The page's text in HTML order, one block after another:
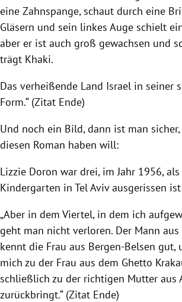
eine Zahnspange, schaut durch eine
Gläsern und sein linkes Auge schielt
aber er ist auch groß gewachsen und
trägt Khaki.
Das verheißende Land Israel in seiner
Form.“ (Zitat Ende)
Und noch ein Bild, dann ist man sicher,
diesen Roman haben will:
Lizzie Doron war drei, im Jahr 1956,
Kindergarten in Tel Aviv ausgerissen
„Aber in dem Viertel, in dem ich
geht man nicht verloren. Der Mann
kennt die Frau aus Bergen-Belsen gut,
mich zu der Frau aus dem Ghetto
schließlich zu der richtigen Mutter aus
zurückbringt.“ (Zitat Ende)